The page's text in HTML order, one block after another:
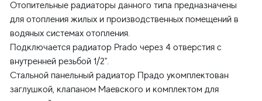
Отопительные радиаторы данного типа предназначены
для отопления жилых и производственных помещений в
водяных системах отопления.
Подключается радиатор Prado через 4 отверстия с
внутренней резьбой 1/2".
Стальной панельный радиатор Прадо укомплектован
заглушкой, клапаном Маевского и комплектом для